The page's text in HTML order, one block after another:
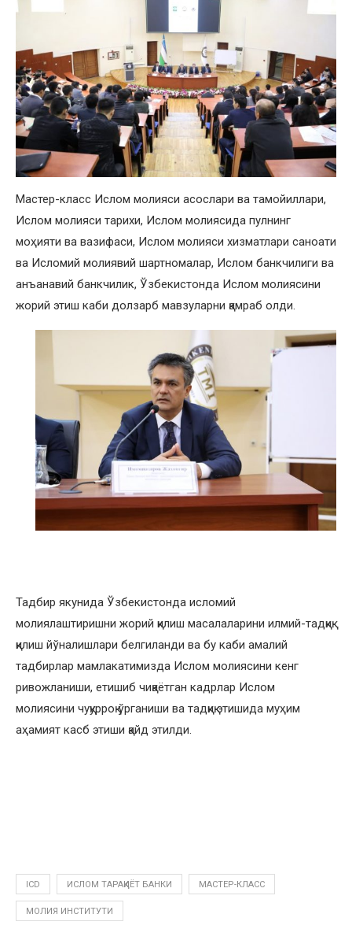
Мастер-класс Ислом молияси асослари ва тамойиллари,
Ислом молияси тарихи, Ислом молиясида пулнинг
моҳияти ва вазифаси, Ислом молияси хизматлари саноати
ва Исломий молиявий шартномалар, Ислом банкчилиги ва
анъанавий банкчилик, Ўзбекистонда Ислом молиясини
жорий этиш каби долзарб мавзуларни қамраб олди.
Тадбир якунида Ўзбекистонда исломий
молиялаштиришни жорий қилиш масалаларини илмий-тадқиқ
қилиш йўналишлари белгиланди ва бу каби амалий
тадбирлар мамлакатимизда Ислом молиясини кенг
ривожланиши, етишиб чиқаётган кадрлар Ислом
молиясини чуқурроқ ўрганиши ва тадқиқ этишида муҳим
аҳамият касб этиши қайд этилди.
ICD ИСЛОМ ТАРАҚҚИЁТ БАНКИ МАСТЕР-КЛАСС
МОЛИЯ ИНСТИТУТИ